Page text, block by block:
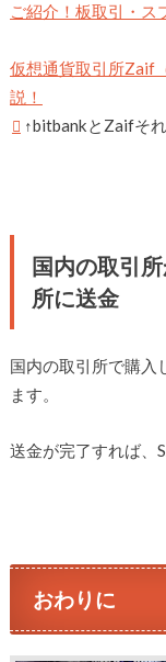
ご紹介！板取引・ス
仮想通貨取引所Zaif
説！
↑bitbankとZaifそ
国内の取引
所に送金
国内の取引所で購入
ます。
送金が完了すれば、
おわりに